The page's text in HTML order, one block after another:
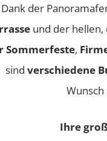
Dank der
und der hellen,
Sommerfeste,
sind verschiedene
Ihre